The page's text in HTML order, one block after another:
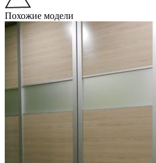
Похожие модели